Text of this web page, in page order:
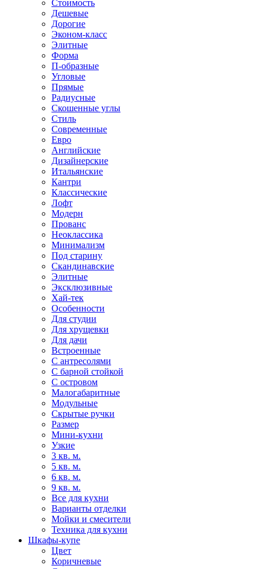
Стоимость
Дешевые
Дорогие
Эконом-класс
Элитные
Форма
П-образные
Угловые
Прямые
Радиусные
Скошенные углы
Стиль
Современные
Евро
Английские
Дизайнерские
Итальянские
Кантри
Классические
Лофт
Модерн
Прованс
Неоклассика
Минимализм
Под старину
Скандинавские
Элитные
Эксклюзивные
Хай-тек
Особенности
Для студии
Для хрущевки
Для дачи
Встроенные
С антресолями
С барной стойкой
С островом
Малогабаритные
Модульные
Скрытые ручки
Размер
Мини-кухни
Узкие
3 кв. м.
5 кв. м.
6 кв. м.
9 кв. м.
Все для кухни
Варианты отделки
Мойки и смесители
Техника для кухни
Шкафы-купе
Цвет
Коричневые